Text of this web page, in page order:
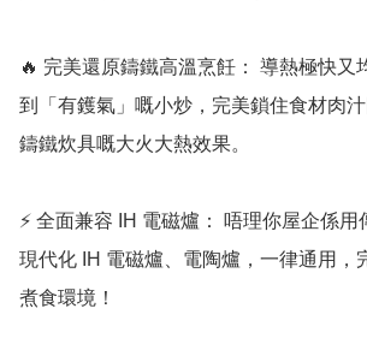
🔥 完美還原鑄鐵高溫烹飪： 導熱極快又
到「有鑊氣」嘅小炒，完美鎖住食材肉
鑄鐵炊具嘅大火大熱效果。
⚡️ 全面兼容 IH 電磁爐： 唔理你屋企係
現代化 IH 電磁爐、電陶爐，一律通用，
煮食環境！